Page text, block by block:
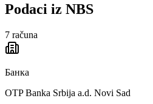
Podaci iz NBS
7 računa
Банка
OTP Banka Srbija a.d. Novi Sad